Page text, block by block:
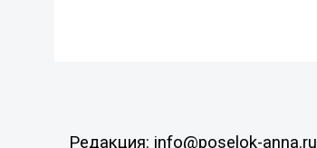
Редакция: info@poselok-anna.ru